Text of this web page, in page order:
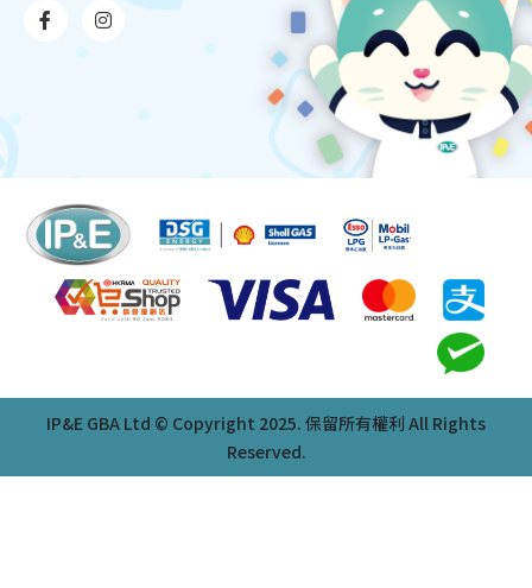
IP&E GBA Ltd © Copyright 2025. 保留所有權利 All Rights
Reserved.